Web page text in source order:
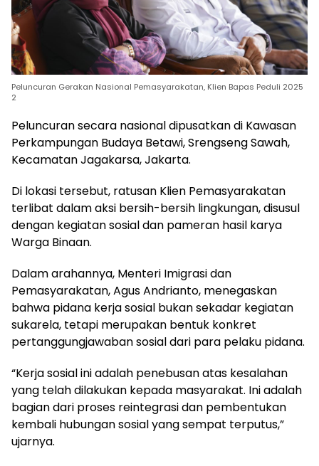
Peluncuran Gerakan Nasional Pemasyarakatan, Klien Bapas Peduli 2025
2
Peluncuran secara nasional dipusatkan di Kawasan
Perkampungan Budaya Betawi, Srengseng Sawah,
Kecamatan Jagakarsa, Jakarta.
Di lokasi tersebut, ratusan Klien Pemasyarakatan
terlibat dalam aksi bersih-bersih lingkungan, disusul
dengan kegiatan sosial dan pameran hasil karya
Warga Binaan.
Dalam arahannya, Menteri Imigrasi dan
Pemasyarakatan, Agus Andrianto, menegaskan
bahwa pidana kerja sosial bukan sekadar kegiatan
sukarela, tetapi merupakan bentuk konkret
pertanggungjawaban sosial dari para pelaku pidana.
“Kerja sosial ini adalah penebusan atas kesalahan
yang telah dilakukan kepada masyarakat. Ini adalah
bagian dari proses reintegrasi dan pembentukan
kembali hubungan sosial yang sempat terputus,”
ujarnya.